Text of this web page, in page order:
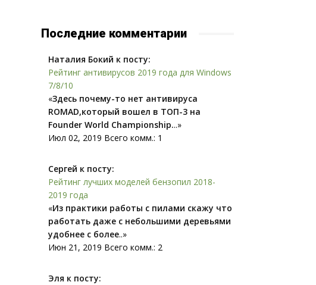
Последние комментарии
Наталия Бокий к посту:
Рейтинг антивирусов 2019 года для Windows
7/8/10
«Здесь почему-то нет антивируса
ROMAD,который вошел в ТОП-3 на
Founder World Championship...»
Июл 02, 2019 Всего комм.: 1
Сергей к посту:
Рейтинг лучших моделей бензопил 2018-
2019 года
«Из практики работы с пилами скажу что
работать даже с небольшими деревьями
удобнее с более..»
Июн 21, 2019 Всего комм.: 2
Эля к посту: